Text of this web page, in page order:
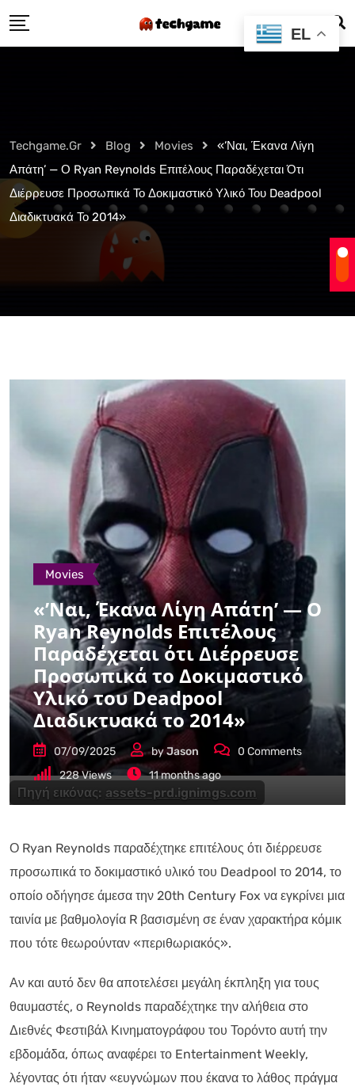
to
Techgame.gr Blog Movies
«’Ναι, Έκανα Λίγη
Απάτη’ — Ο Ryan Reynolds Επιτέλους Παραδέχεται Ότι
Διέρρευσε Προσωπικά Το Δοκιμαστικό Υλικό Του Deadpool
Διαδικτυακά Το 2014»
Πηγή εικόνας: assets-prd.ignimgs.com
Movies
«’Ναι, Έκανα Λίγη Απάτη’ — Ο
Ryan Reynolds Επιτέλους
Παραδέχεται ότι Διέρρευσε
Προσωπικά το Δοκιμαστικό
Υλικό του Deadpool
Διαδικτυακά το 2014»
07/09/2025 byJason 0 Comments
228Views 11 months ago
Ο Ryan Reynolds παραδέχτηκε επιτέλους ότι διέρρευσε
προσωπικά το δοκιμαστικό υλικό του Deadpool το 2014, το
οποίο οδήγησε άμεσα την 20th Century Fox να εγκρίνει μια
ταινία με βαθμολογία R βασισμένη σε έναν χαρακτήρα κόμικ
που τότε θεωρούνταν «περιθωριακός».
Αν και αυτό δεν θα αποτελέσει μεγάλη έκπληξη για τους
θαυμαστές, ο Reynolds παραδέχτηκε την αλήθεια στο
Διεθνές Φεστιβάλ Κινηματογράφου του Τορόντο αυτή την
εβδομάδα, όπως αναφέρει το Entertainment Weekly,
λέγοντας ότι ήταν «ευγνώμων που έκανα το λάθος πράγμα
EL